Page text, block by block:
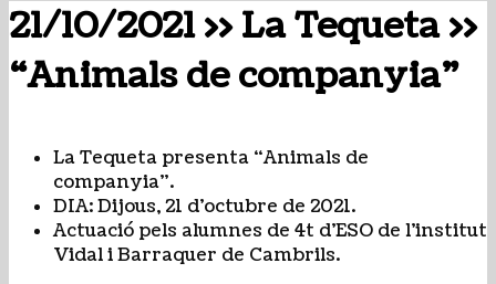
21/10/2021 >> La Tequeta >>
“Animals de companyia”
La Tequeta presenta “Animals de
companyia”.
DIA: Dijous, 21 d’octubre de 2021.
Actuació pels alumnes de 4t d’ESO de l’institut
Vidal i Barraquer de Cambrils.